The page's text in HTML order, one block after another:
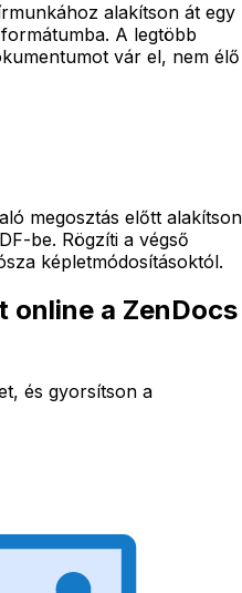
alakítson át egy
A legtöbb
vár el, nem élő
megosztás előtt alakítson
be. Rögzíti a végső
képletmódosításoktól.
online a ZenDocs
és gyorsítson a